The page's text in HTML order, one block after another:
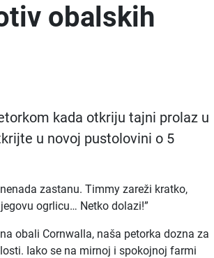
obalskih
kada otkriju tajni prolaz u
u novoj pustolovini o 5
zastanu. Timmy zareži kratko,
ogrlicu… Netko dolazi!”
obali Cornwalla, naša petorka dozna za
Iako se na mirnoj i spokojnoj farmi